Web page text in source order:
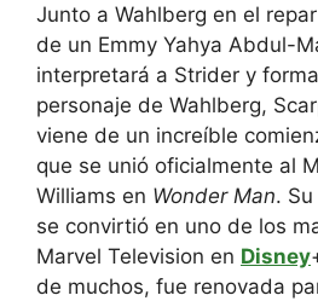
Junto a Wahlberg en el
de un Emmy Yahya Abdul-
interpretará a Strider y
personaje de Wahlberg,
viene de un increíble
que se unió oficialmente al
Williams en Wonder Man.
se convirtió en uno de los
Marvel Television en Disney
de muchos, fue renovada